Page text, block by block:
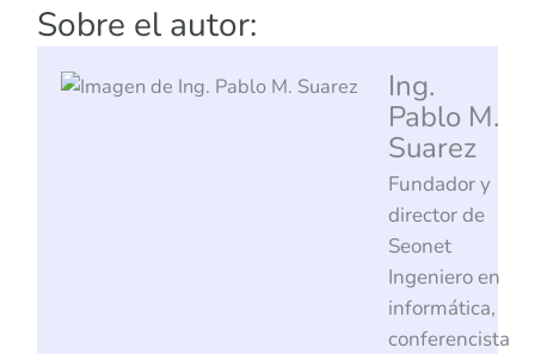
Sobre el autor:
Ing.
Pablo M.
Suarez
Fundador y
director de
Seonet
Ingeniero en
informática,
conferencista